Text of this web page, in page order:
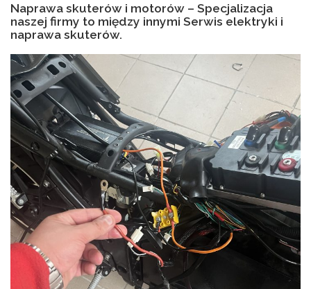
Naprawa skuterów i motorów – Specjalizacja
naszej firmy to między innymi Serwis elektryki i
naprawa skuterów.